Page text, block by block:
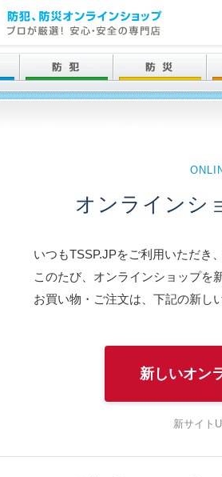
オンラインシ
いつもTSSP.JPをご利用いただき
このたび、オンラインショップを
お買い物・ご注文は、下記の新し
新しいオン
新サイト